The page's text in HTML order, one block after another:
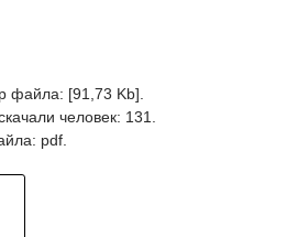
файла: [91,73 Kb].
человек: 131.
pdf.